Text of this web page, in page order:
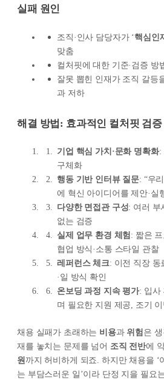
실패 원인
조직·인사 담당자가 ‘핵심인
맞춤
컬처핏에 대한 기준·검증 방
잘못 뽑힌 인재가 조직 갈등
과 저하
해결 방법: 효과적인 컬처핏 검증
기업 핵심 가치·문화 명확화:
구체화
행동 기반 인터뷰 질문: “우
에 혁신 아이디어를 제안·실
다양한 면접관 구성: 여러 부
없는 검증
실제 업무 환경 체험 : 짧은
협업 방식·소통 스타일 관찰
레퍼런스 체크: 이전 직장 동
·일 방식 확인
온보딩 과정 지속 평가: 입사
며 필요한 지원 제공, 조기 이
채용 실패가 초래하는 비용과 위험 은
재를 놓치는 문제를 넘어 조직 전반에
원 까지 허비하게 되죠. 하지만 채용을
는 부담스러운 일’이라 단정 지을 필요